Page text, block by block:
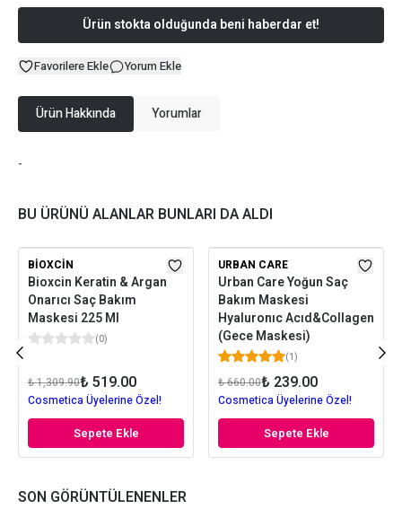
Ürün stokta olduğunda beni haberdar et!
Favorilere Ekle Yorum Ekle
Ürün Hakkında Yorumlar
-
BU ÜRÜNÜ ALANLAR BUNLARI DA ALDI
BIOXCIN
Bioxcin Keratin & Argan
Onarıcı Saç Bakım
Maskesi 225 Ml
(0)
₺ 1,309.90₺ 519.00
Cosmetica Üyelerine Özel!
Sepete Ekle
URBAN CARE
Urban Care Yoğun Saç
Bakım Maskesi
Hyaluronıc Acıd&Collagen
(Gece Maskesi)
(1)
₺ 660.00₺ 239.00
Cosmetica Üyelerine Özel!
Sepete Ekle
SON GÖRÜNTÜLENENLER